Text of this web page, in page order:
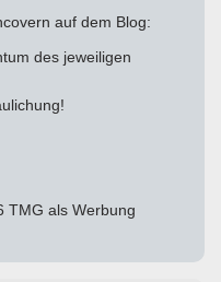
auf dem Blog:
des jeweiligen
TMG als Werbung